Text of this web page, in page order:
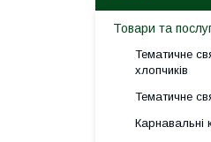
Товари та
Тематичне
хлопчиків
Тематичне
Карнавальні